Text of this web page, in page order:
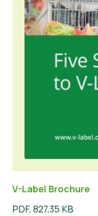
V-Label Brochure
PDF, 827,35 KB